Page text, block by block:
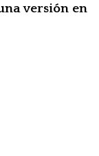
versión en